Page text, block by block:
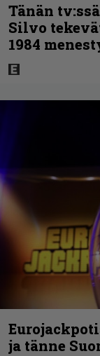
Tänän
Silvo
1984
ja tänne